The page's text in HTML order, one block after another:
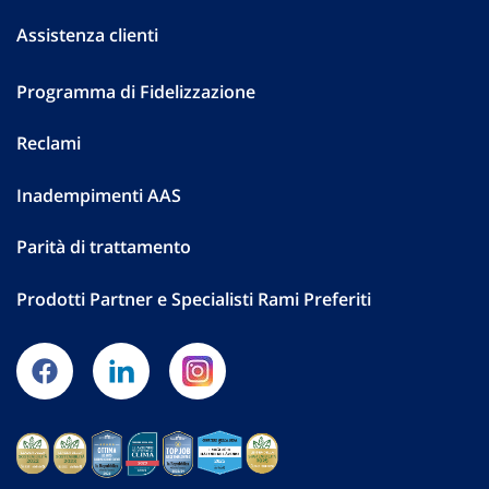
Assistenza clienti
Programma di Fidelizzazione
Reclami
Inadempimenti AAS
Parità di trattamento
Prodotti Partner e Specialisti Rami Preferiti